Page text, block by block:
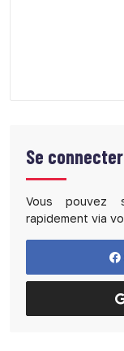
Se
Vous pouvez
rapidement via